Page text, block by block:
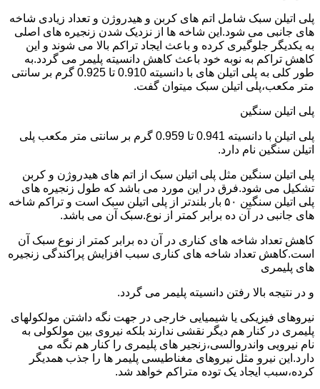
پلی اتیلن سبک شامل اتم های کربن و هیدروژن و تعداد زیادی شاخه
های جانبی می شود.این شاخه ها از نزدیک شدن زنجیره های اصلی
به یکدیگر جلوگیری کرده و باعث ایجاد تراکم بالا می شوند و این
کاهش تراکم به نوبه خود باعث کاهش دانسیته پلیمر می گردد.به
طور کلی به پلی اتیلن های با دانسیته 0.910 تا 0.925 گرم بر سانتی
متر مکعب،پلی اتیلن سبک میتوان گفت.
پلی اتیلن سنگین
پلی اتیلن با دانسیته 0.941 تا 0.959 گرم بر سانتی متر مکعب پلی
اتیلن سنگین نام دارد.
پلی اتیلن سنگین مثل پلی اتیلن سبک از اتم های هیدروژن و کربن
تشکیل می شود.فرق در این مورد می باشد که طول زنجیره های
پلی اتیلن سنگین ۵۰ بار بلندتر از پلی اتیلن سبک است و تراکم شاخه
های جانبی در آن ده برابر کمتر از نوع.سبک آن می باشد.
کاهش تعداد شاخه های کناری در آن ده برابر کمتر از نوع سبک آن
است.کاهش تعداد شاخه های کناری سبب افزایش پراکندگی زنجیره
های پلیمری
و در نتیجه بالا رفتن دانسیته پلیمر می گردد.
نیروهای فیزیکی یا شیمیایی خارجی در جهت نگه داشتن مولکولهای
پلیمری در کنار هم دیگر نقشی ندارند بلکه نیروی بین مولکولی به
نام نیرویی واندروالسی،زنجیر های پلیمری را کنار هم نگه می
دارد.این نیرو مثل نیروهای مغناطیسی پلیمر ها را جذب همدیگر
کرده،سبب ایجاد یک توده متراکم خواهد شد.